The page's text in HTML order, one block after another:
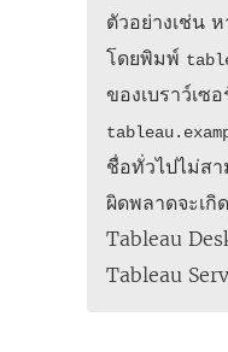
ตัวอย่างเช่น
โดยพิมพ์
ของเบราว์เ
ชื่อทั่วไปไม่สา
ผิดพลาดจะเกิ
Tableau
Tableau